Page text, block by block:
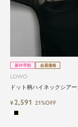
新作早割 会員価格
LOWO
ドット柄ハイネックシア
¥2,591 21%OFF